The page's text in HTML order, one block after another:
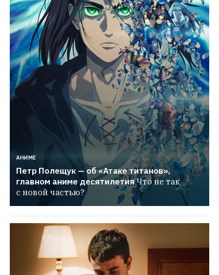
АНИМЕ
Петр Полещук — об «Атаке титанов»,
главном аниме десятилетияЧто не так
с новой частью?